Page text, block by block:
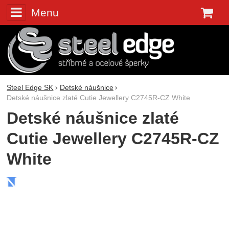
Menu
Steel Edge SK
Detské náušnice
Detské náušnice zlaté Cutie Jewellery C2745R-CZ White
Detské náušnice zlaté
Cutie Jewellery C2745R-CZ
White
Fotografie